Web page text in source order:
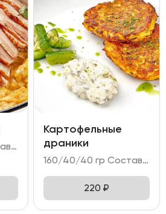
200/55/20 гр Состав: - яйцо куриное (4 шт); - филе утки; - соус унаги.
Картофельные
драники
160/40/40 гр Состав: - дранники картофельные; - соус тар-тар; - битые огурцы.
220 ₽